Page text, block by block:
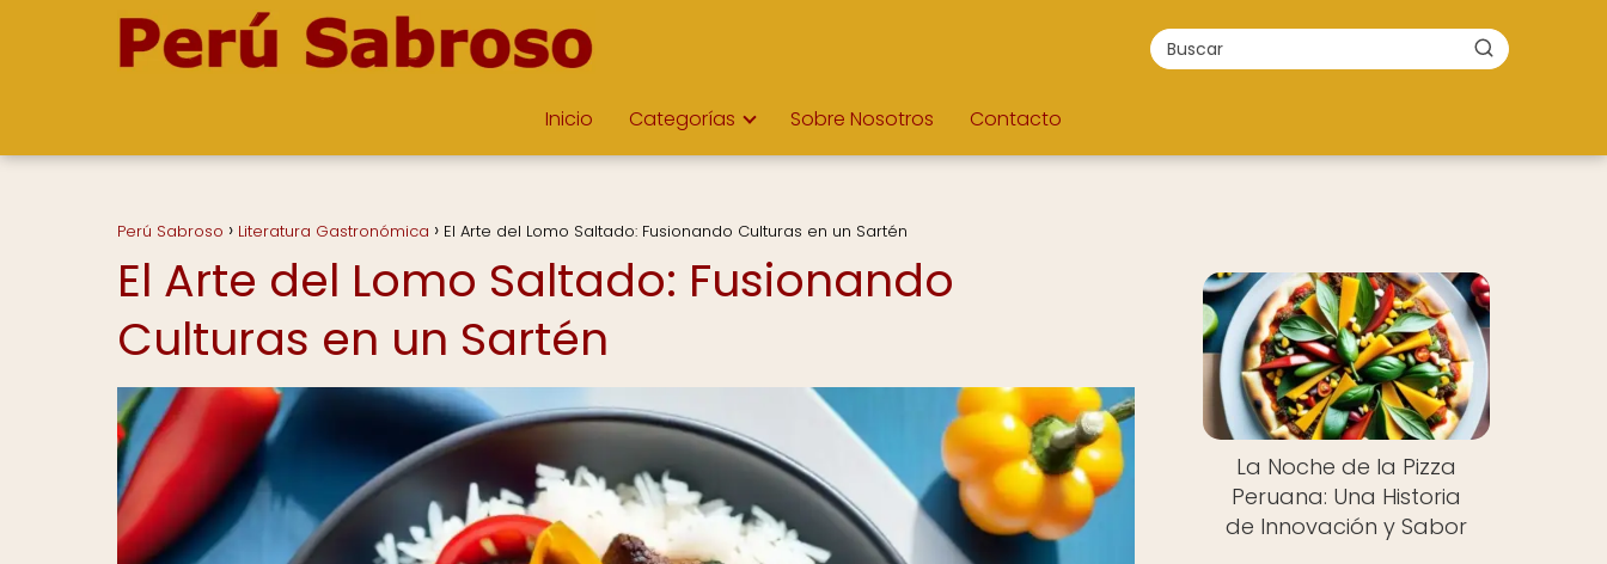
Inicio Categorías Sobre Nosotros Contacto
Perú Sabroso Literatura Gastronómica El Arte del Lomo Saltado: Fusionando Culturas en un Sartén
El Arte del Lomo Saltado: Fusionando
Culturas en un Sartén
La Noche de la Pizza
Peruana: Una Historia
de Innovación y Sabor